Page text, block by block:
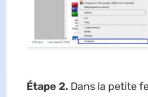
Étape 2. Dans la petite